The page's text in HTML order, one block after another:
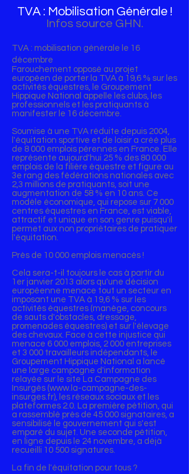
TVA : Mobilisation Générale !
Infos source GHN.
TVA : mobilisation générale le 16
décembre
Farouchement opposé au projet
européen de porter la TVA à 19,6 % sur les
activités équestres, le Groupement
Hippique National appelle les clubs, les
professionnels et les pratiquants à
manifester le 16 décembre.
Soumise à une TVA réduite depuis 2004,
l'équitation sportive et de loisir a créé plus
de 8 000 emplois pérennes en France. Elle
représente aujourd'hui 25 % des 80 000
emplois de la filière équestre et figure au
3e rang des fédérations nationales avec
2,3 millions de pratiquants, soit une
augmentation de 58 % en 10 ans. Ce
modèle économique, qui repose sur 7 000
centres équestres en France, est viable,
attractif et unique en son genre puisqu'il
permet aux non propriétaires de pratiquer
l'équitation.
Près de 10 000 emplois menacés !
Cela sera-t-il toujours le cas à partir du
1er janvier 2013 alors qu'une décision
européenne menace tout un secteur en
imposant une TVA à 19,6 % sur les
activités équestres (manège, concours
de sauts d'obstacles, dressage,
promenades équestres) et sur l'élevage
des chevaux. Face à cette injustice qui
menace 6 000 emplois, 2 000 entreprises
et 3 000 travailleurs indépendants, le
Groupement Hippique National a lancé
une large campagne d'information
relayée sur le site La Campagne des
Insurgés (www.la-campagne-des-
insurges.fr), les réseaux sociaux et les
plateformes 2.0. La première pétition, qui
a rassemblé près de 45 000 signataires, a
sensibilisé le gouvernement qui s'est
emparé du sujet. Une seconde pétition,
en ligne depuis le 24 novembre, a déjà
recueilli 10 500 signatures.
La fin de l'équitation pour tous ?